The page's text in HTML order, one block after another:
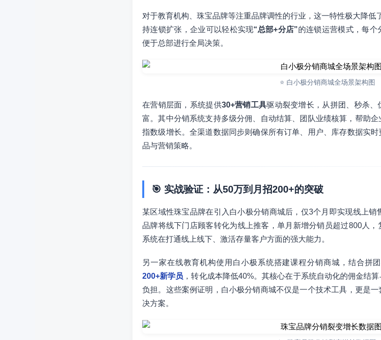
对于教育机构、珠宝品牌等注重品牌调性的行业，这一特性极大降低
持连锁扩张，企业可以轻松实现“总部+分店”的连锁运营模式，每个
便于总部进行全局决策。
⭐ 白小极分销商城全场景架构图
在营销层面，系统提供30+营销工具驱动裂变增长，从拼团、秒杀
富。其中分销系统支持多级分佣、自动结算、团队业绩核算，帮助
指数级增长。全渠道数据同步则确保所有订单、用户、库存数据实
品与营销策略。
🎯 实战验证：从50万到月招200+的突破
某区域性珠宝品牌在引入白小极分销商城后，仅3个月即实现线上销
品牌将线下门店顾客转化为线上推客，单月新增分销员超过800人
系统在打通线上线下、激活存量客户方面的强大能力。
另一家在线教育机构使用白小极系统搭建课程分销商城，结合拼
200+新学员 ，转化成本降低40%。其核心在于系统自动化的佣金结
负担。这些案例证明，白小极分销商城不仅是一个技术工具，更是
决方案。